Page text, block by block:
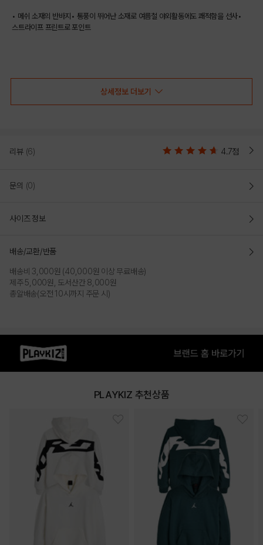
• 메쉬 소재의 반바지• 통풍이 뛰어난 소재로 여름철 야외활동에도 쾌적함을 선사•
스트라이프 프린트로 포인트
PRODUCT VIEW
상세정보 더보기
리뷰 (6) 4.7점
문의 (0)
사이즈 정보
배송/교환/반품
배송비 3,000원 (40,000원 이상 무료배송)
제주 5,000원, 도서산간 8,000원
총알배송(오전 10시까지 주문 시)
PLAYKIZ 추천상품